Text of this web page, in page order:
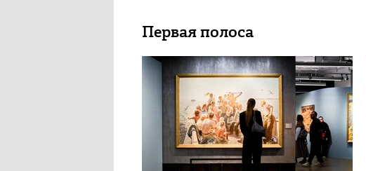
Первая полоса